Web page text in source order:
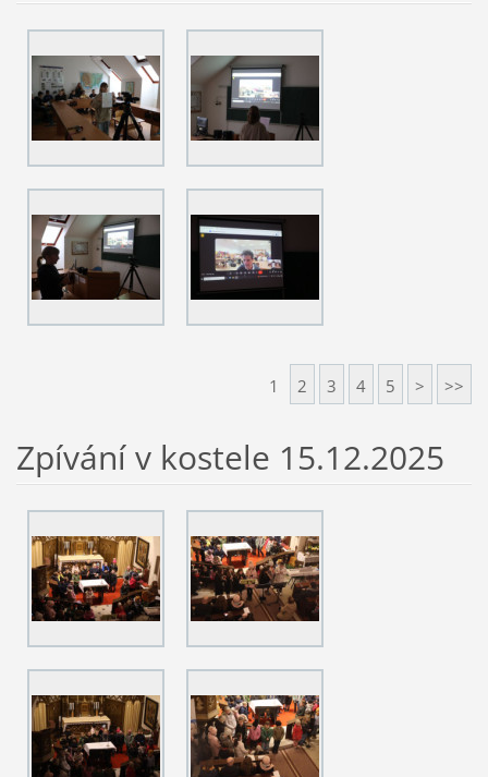
1 2 3 4 5 > >>
Zpívání v kostele 15.12.2025